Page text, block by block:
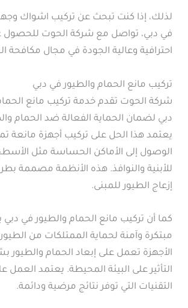
لذلك، إذا كنت تبحث عن تركيب اشواك
في دبي، تواصل مع شركة الحوت للحصول
احترافية وعالية الجودة في مجال مكافحة
تركيب مانع الحمام والطيور في دبي
شركة الحوت تقدم خدمة تركيب مانع
دبي لضمان الحماية الفعالة ضد الحمام
يعتمد هذا الحل على تركيب أجهزة مانعة
الوصول إلى الأماكن الحساسة مثل
للأبنية والنوافذ. هذه الأنظمة مصممة
إزعاج الطيور للمبنى.
كما أن تركيب مانع الحمام والطيور في
مبتكرة وآمنة لحماية الممتلكات من
الأجهزة تعمل على إبعاد الحمام
التأثير على البيئة المحيطة. يعتمد
التقنيات التي توفر نتائج مرضية ودائمة.